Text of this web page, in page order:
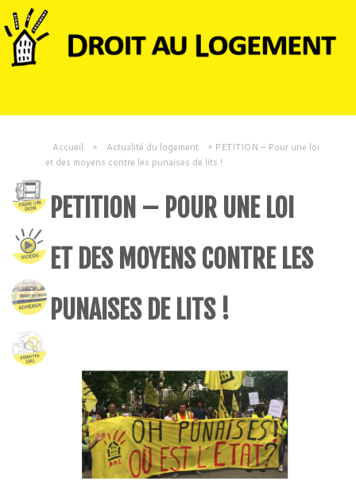
Accueil » Actualité du logement » PETITION – Pour une loi
et des moyens contre les punaises de lits !
PETITION – POUR UNE LOI
ET DES MOYENS CONTRE LES
PUNAISES DE LITS !